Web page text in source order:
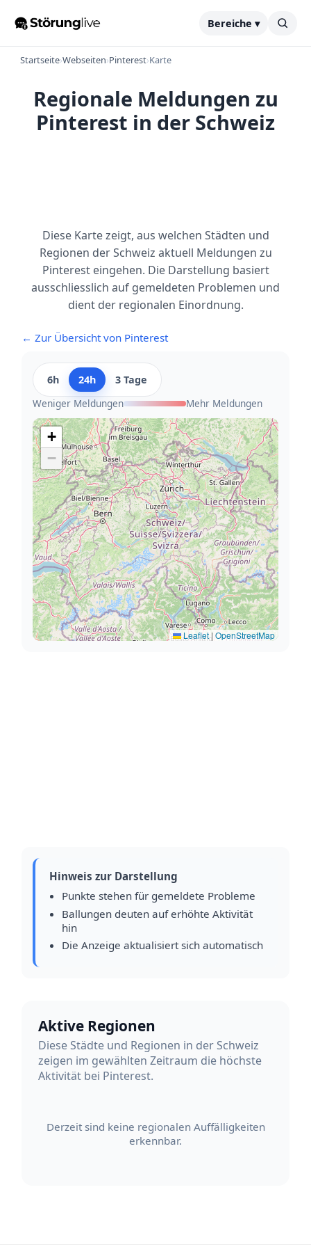
Bereiche ▾
Startseite›Webseiten›Pinterest›Karte
Regionale Meldungen zu
Pinterest in der Schweiz
Diese Karte zeigt, aus welchen Städten und
Regionen der Schweiz aktuell Meldungen zu
Pinterest eingehen. Die Darstellung basiert
ausschliesslich auf gemeldeten Problemen und
dient der regionalen Einordnung.
← Zur Übersicht von Pinterest
6h 24h
3 Tage
Weniger Meldungen
Mehr Meldungen
+
−
Leaflet| OpenStreetMap
Hinweis zur Darstellung
Punkte stehen für gemeldete Probleme
Ballungen deuten auf erhöhte Aktivität
hin
Die Anzeige aktualisiert sich automatisch
Aktive Regionen
Diese Städte und Regionen in der Schweiz
zeigen im gewählten Zeitraum die höchste
Aktivität bei Pinterest.
Derzeit sind keine regionalen Auffälligkeiten
erkennbar.